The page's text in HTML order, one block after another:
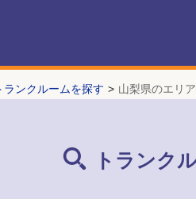
ランクルームを探す 山梨県のエリ
トランク